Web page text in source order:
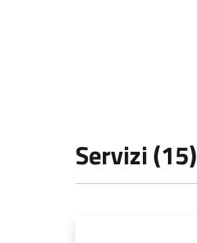
Servizi (15)